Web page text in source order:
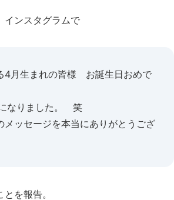
ンスタグラムで
4月生まれの皆様 お誕生日おめで
なりました。 笑
メッセージを本当にありがとうござ
を報告。